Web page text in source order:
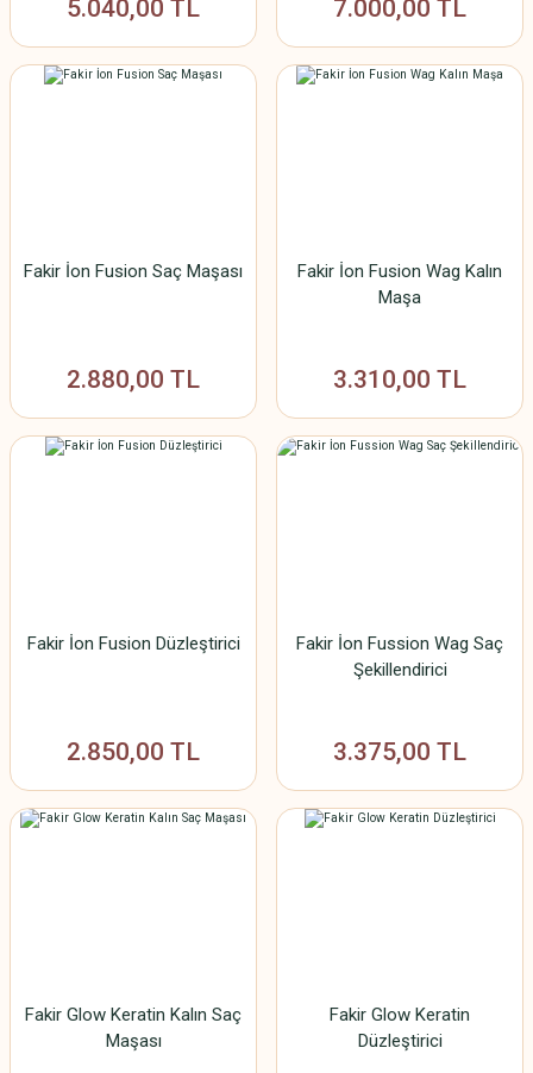
5.040,00 TL 7.000,00 TL
Fakir İon Fusion Saç Maşası
2.880,00 TL
Fakir İon Fusion Wag Kalın
Maşa
3.310,00 TL
Fakir İon Fusion Düzleştirici
2.850,00 TL
Fakir İon Fussion Wag Saç
Şekillendirici
3.375,00 TL
Fakir Glow Keratin Kalın Saç
Maşası
Fakir Glow Keratin
Düzleştirici